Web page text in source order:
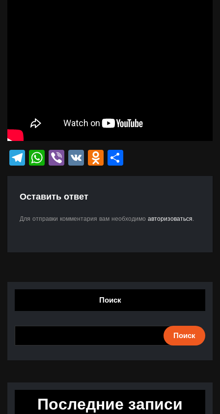
Telegram
WhatsApp
Viber
VK Odnoklassniki
Оставить ответ
Для отправки комментария вам необходимо авторизоваться.
Поиск
Поиск
Последние записи